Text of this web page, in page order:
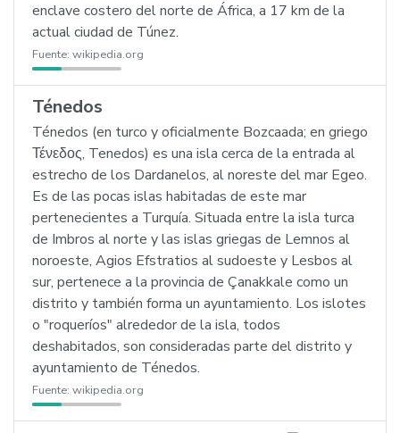
enclave costero del norte de África, a 17 km de la
actual ciudad de Túnez.
Fuente: wikipedia.org
Ténedos
Ténedos (en turco y oficialmente Bozcaada; en griego
Τένεδος, Tenedos) es una isla cerca de la entrada al
estrecho de los Dardanelos, al noreste del mar Egeo.
Es de las pocas islas habitadas de este mar
pertenecientes a Turquía. Situada entre la isla turca
de Imbros al norte y las islas griegas de Lemnos al
noroeste, Agios Efstratios al sudoeste y Lesbos al
sur, pertenece a la provincia de Çanakkale como un
distrito y también forma un ayuntamiento. Los islotes
o "roqueríos" alrededor de la isla, todos
deshabitados, son consideradas parte del distrito y
ayuntamiento de Ténedos.
Fuente: wikipedia.org